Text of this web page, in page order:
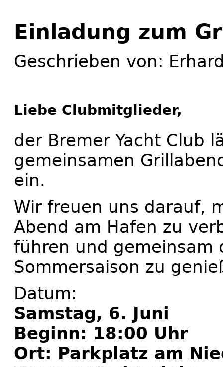
Einladung zum
Geschrieben von:
Liebe Clubmitglieder,
der Bremer Yacht Club
gemeinsamen
ein.
Wir freuen uns darauf,
Abend am Hafen zu
führen und gemeinsam
Sommersaison zu
Datum:
Samstag, 6. Juni
Beginn: 18:00 Uhr
Ort: Parkplatz am